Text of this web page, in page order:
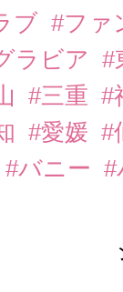
ブ #ファ
ラビア
#
#三重 #
#愛媛 #
#バニー #